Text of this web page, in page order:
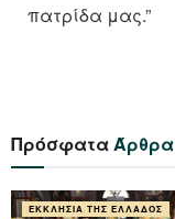
πατρίδα μας.”
ΠρόσφαταΆρθρα
ΕΚΚΛΗΣΊΑ ΤΗΣ ΕΛΛΆΔΟΣ